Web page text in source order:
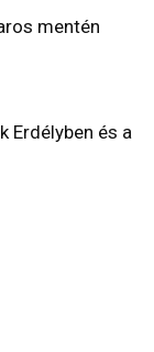
mentén
Erdélyben és a